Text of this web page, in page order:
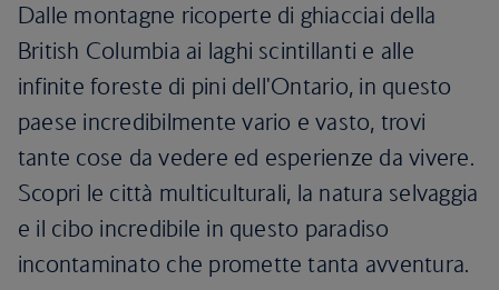
Dalle montagne ricoperte di ghiacciai della
British Columbia ai laghi scintillanti e alle
infinite foreste di pini dell'Ontario, in questo
paese incredibilmente vario e vasto, trovi
tante cose da vedere ed esperienze da vivere.
Scopri le città multiculturali, la natura selvaggia
e il cibo incredibile in questo paradiso
incontaminato che promette tanta avventura.